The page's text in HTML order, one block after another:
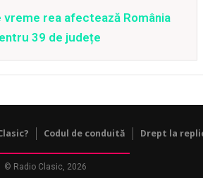
vreme rea afectează România
39 de județe
Codul de conduită Drept la
© Radio Clasic, 2026